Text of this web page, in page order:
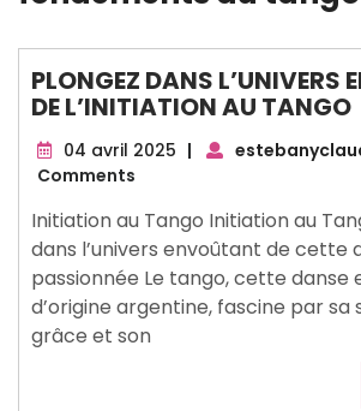
PLONGEZ DANS L’UNIVERS
DE L’INITIATION AU TANGO
04 avril 2025 04
|
Comments
Initiation au Tango Initiation au
dans l’univers envoûtant de cette
passionnée Le tango, cette danse
d’origine argentine, fascine par sa
grâce et son